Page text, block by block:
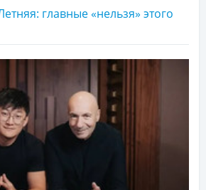
главные «нельзя» этого